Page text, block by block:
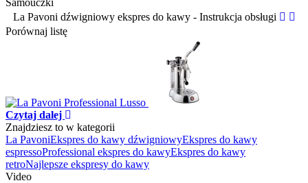
La Pavoni dźwigniowy ekspres do kawy - Instrukcja obsługi
Porównaj listę
Czytaj dalej
Znajdziesz to w kategorii
La PavoniEkspres do kawy dźwigniowyEkspres do kawy
espressoProfessional ekspres do kawyEkspres do kawy
retroNajlepsze ekspresy do kawy
Video